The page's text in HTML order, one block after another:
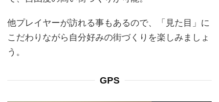
他プレイヤーが訪れる事もあるので、「見た目」に
こだわりながら自分好みの街づくりを楽しみましょ
う。
GPS